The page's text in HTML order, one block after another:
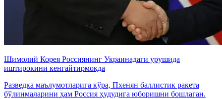
Шимолий Корея Россиянинг Украинадаги урушида
иштирокини кенгайтирмоқда
Разведка маълумотларига кўра, Пхенян баллистик ракета
бўлинмаларини ҳам Россия ҳудудига юборишни бошлаган.